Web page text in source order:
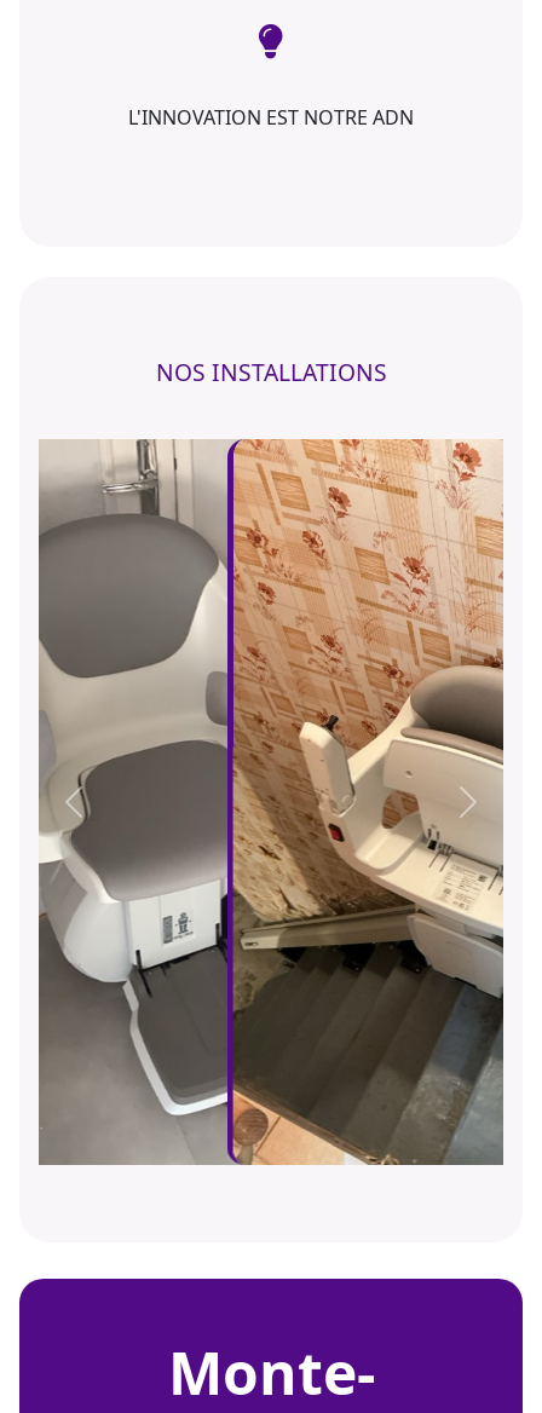
L'INNOVATION EST NOTRE ADN
NOS INSTALLATIONS
Précédent Suivant
monte-